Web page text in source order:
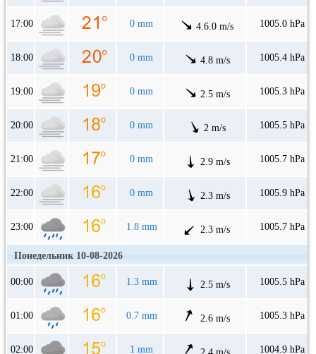
17:00 0 mm 4.6.0 m/s 1005.0 hPa
18:00 0 mm 4.8 m/s 1005.4 hPa
19:00 0 mm 2.5 m/s 1005.3 hPa
20:00 0 mm 2 m/s 1005.5 hPa
21:00 0 mm 2.9 m/s 1005.7 hPa
22:00 0 mm 2.3 m/s 1005.9 hPa
23:00 1.8 mm 2.3 m/s 1005.7 hPa
Понедельник 10-08-2026
00:00 1.3 mm 2.5 m/s 1005.5 hPa
01:00 0.7 mm 2.6 m/s 1005.3 hPa
02:00 1 mm 1004.9 hPa